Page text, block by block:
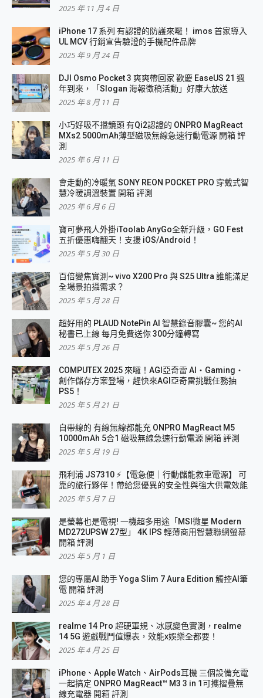
2025 年 11 月 4 日
iPhone 17 系列 有認證的防護來囉！ imos 首家導入
UL MCV 行銷宣告驗證的手機配件品牌
2025 年 9 月 24 日
DJI Osmo Pocket 3 爽爽帶回家 歡慶 EaseUS 21 週
年到來，「Slogan 海報徵稿活動」好康大放送
2025 年 8 月 11 日
小巧好吸不擋鏡頭 有Qi2認證的 ONPRO MagReact
MXs2 5000mAh薄型磁吸無線急速行動電源 開箱 評
測
2025 年 6 月 11 日
會走動的冷暖氣 SONY REON POCKET PRO 穿戴式智
慧冷暖調溫裝置 開箱 評測
2025 年 6 月 6 日
寶可夢飛人外掛iToolab AnyGo全新升級，GO Fest
五折優惠嗨翻天！支援 iOS/Android！
2025 年 5 月 30 日
百倍變焦實測~ vivo X200 Pro 與 S25 Ultra 誰能滿足
全場景拍攝需求？
2025 年 5 月 28 日
超好用的 PLAUD NotePin AI 智慧錄音膠囊~ 您的AI
秘書已上線 每月免費送你 300分鐘轉寫
2025 年 5 月 26 日
COMPUTEX 2025 來囉！AGI亞奇雷 AI・Gaming・
創作儲存方案登場，趕快來AGI亞奇雷挑戰任務抽
PS5！
2025 年 5 月 21 日
自帶線的 有線無線都能充 ONPRO MagReact M5
10000mAh 5合1 磁吸無線急速行動電源 開箱 評測
2025 年 5 月 19 日
飛利浦 JS7310 ⚡【電急便｜行動儲能救車電源】 可
靠的旅行夥伴！帶給您優異的安全性與強大供電效能
2025 年 5 月 7 日
是螢幕也是電視! 一機超多用途「MSI微星 Modern
MD272UPSW 27型」 4K IPS 輕薄商用智慧聯網螢幕
開箱 評測
2025 年 5 月 1 日
您的專屬AI 助手 Yoga Slim 7 Aura Edition 觸控AI筆
電 開箱 評測
2025 年 4 月 28 日
realme 14 Pro 超硬軍規、冰感變色實測，realme
14 5G 遊戲戰鬥值爆表，效能x娛樂全都要！
2025 年 4 月 25 日
iPhone、Apple Watch、AirPods耳機 三個設備充電
一起搞定 ONPRO MagReact™ M3 3 in 1可攜摺疊無
線充電器 開箱 評測